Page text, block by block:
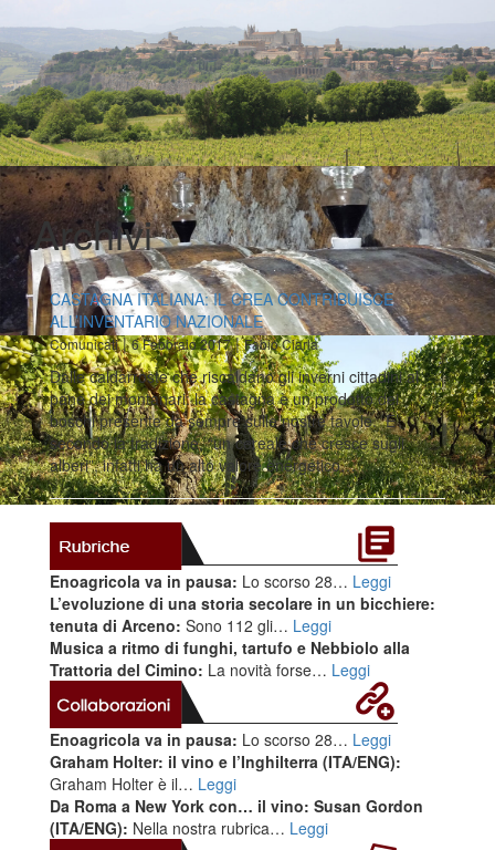
Archivi
CASTAGNA ITALIANA: IL CREA CONTRIBUISCE
ALL’INVENTARIO NAZIONALE
Comunicati|6 Febbraio 2017|Fabio Ciarla
Dalle caldarroste che riscaldano gli inverni cittadini al
pane dei montanari: la castagna è un prodotto dei
boschi presente da sempre sulle nostre tavole. E’,
secondo la tradizione, “un cereale che cresce sugli
alberi”, infatti ha un alto valore energetico…
Enoagricola va in pausa: Lo scorso 28… Leggi
L’evoluzione di una storia secolare in un bicchiere:
tenuta di Arceno: Sono 112 gli… Leggi
Musica a ritmo di funghi, tartufo e Nebbiolo alla
Trattoria del Cimino: La novità forse… Leggi
Enoagricola va in pausa: Lo scorso 28… Leggi
Graham Holter: il vino e l’Inghilterra (ITA/ENG):
Graham Holter è il… Leggi
Da Roma a New York con… il vino: Susan Gordon
(ITA/ENG): Nella nostra rubrica… Leggi